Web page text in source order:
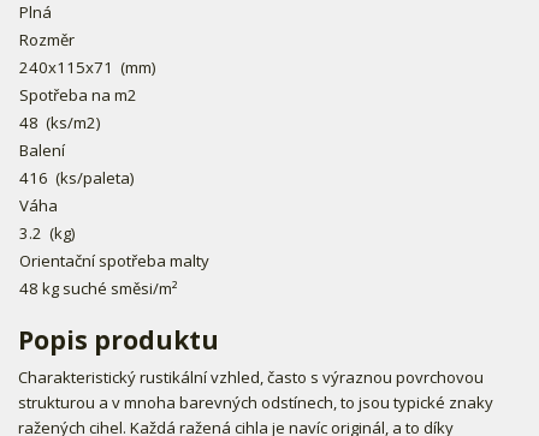
Plná
Rozměr
240x115x71 (mm)
Spotřeba na m2
48 (ks/m2)
Balení
416 (ks/paleta)
Váha
3.2 (kg)
Orientační spotřeba malty
48 kg suché směsi/m²
Popis produktu
Charakteristický rustikální vzhled, často s výraznou povrchovou
strukturou a v mnoha barevných odstínech, to jsou typické znaky
ražených cihel. Každá ražená cihla je navíc originál, a to díky